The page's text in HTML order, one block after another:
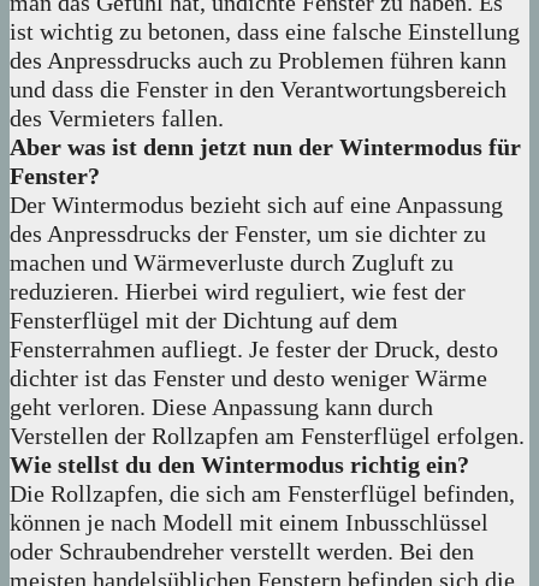
ist wichtig zu betonen, dass eine falsche Einstellung
des Anpressdrucks auch zu Problemen führen kann
und dass die Fenster in den Verantwortungsbereich
des Vermieters fallen.
Aber was ist denn jetzt nun der Wintermodus für
Fenster?
Der Wintermodus bezieht sich auf eine Anpassung
des Anpressdrucks der Fenster, um sie dichter zu
machen und Wärmeverluste durch Zugluft zu
reduzieren. Hierbei wird reguliert, wie fest der
Fensterflügel mit der Dichtung auf dem
Fensterrahmen aufliegt. Je fester der Druck, desto
dichter ist das Fenster und desto weniger Wärme
geht verloren. Diese Anpassung kann durch
Verstellen der Rollzapfen am Fensterflügel erfolgen.
Wie stellst du den Wintermodus richtig ein?
Die Rollzapfen, die sich am Fensterflügel befinden,
können je nach Modell mit einem Inbusschlüssel
oder Schraubendreher verstellt werden. Bei den
meisten handelsüblichen Fenstern befinden sich die